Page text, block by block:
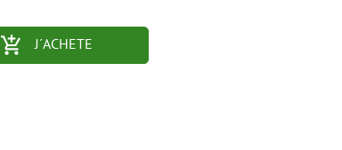
add_shopping_cart-outlined
J´ACHETE